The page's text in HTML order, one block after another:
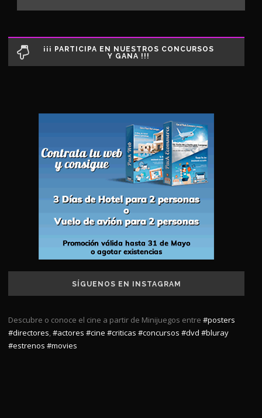
¡¡¡ PARTICIPA EN NUESTROS CONCURSOS
Y GANA !!!
SÍGUENOS EN INSTAGRAM
Descubre o conoce el cine a partir de Minijuegos entre #posters
#directores #actores #cine #criticas #concursos #dvd #bluray
#estrenos #movies